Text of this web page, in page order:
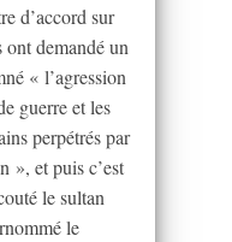
d’accord sur
demandé un
« l’agression
guerre et les
perpétrés par
», et puis c’est
le sultan
le